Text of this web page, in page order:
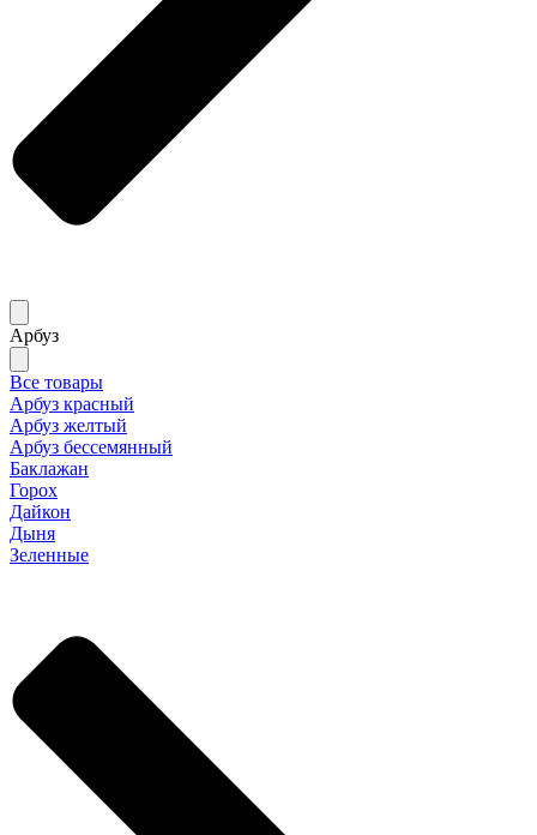
Арбуз
Все товары
Арбуз красный
Арбуз желтый
Арбуз бессемянный
Баклажан
Горох
Дайкон
Дыня
Зеленные